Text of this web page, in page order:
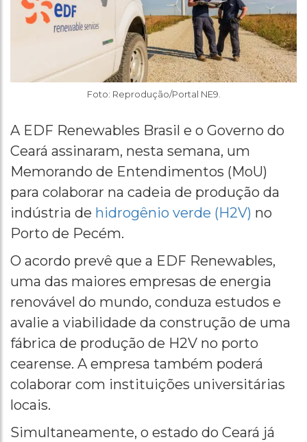
Foto: Reprodução/Portal NE9.
A EDF Renewables Brasil e o Governo do
Ceará assinaram, nesta semana, um
Memorando de Entendimentos (MoU)
para colaborar na cadeia de produção da
indústria de hidrogênio verde (H2V) no
Porto de Pecém.
O acordo prevê que a EDF Renewables,
uma das maiores empresas de energia
renovável do mundo, conduza estudos e
avalie a viabilidade da construção de uma
fábrica de produção de H2V no porto
cearense. A empresa também poderá
colaborar com instituições universitárias
locais.
Simultaneamente, o estado do Ceará já